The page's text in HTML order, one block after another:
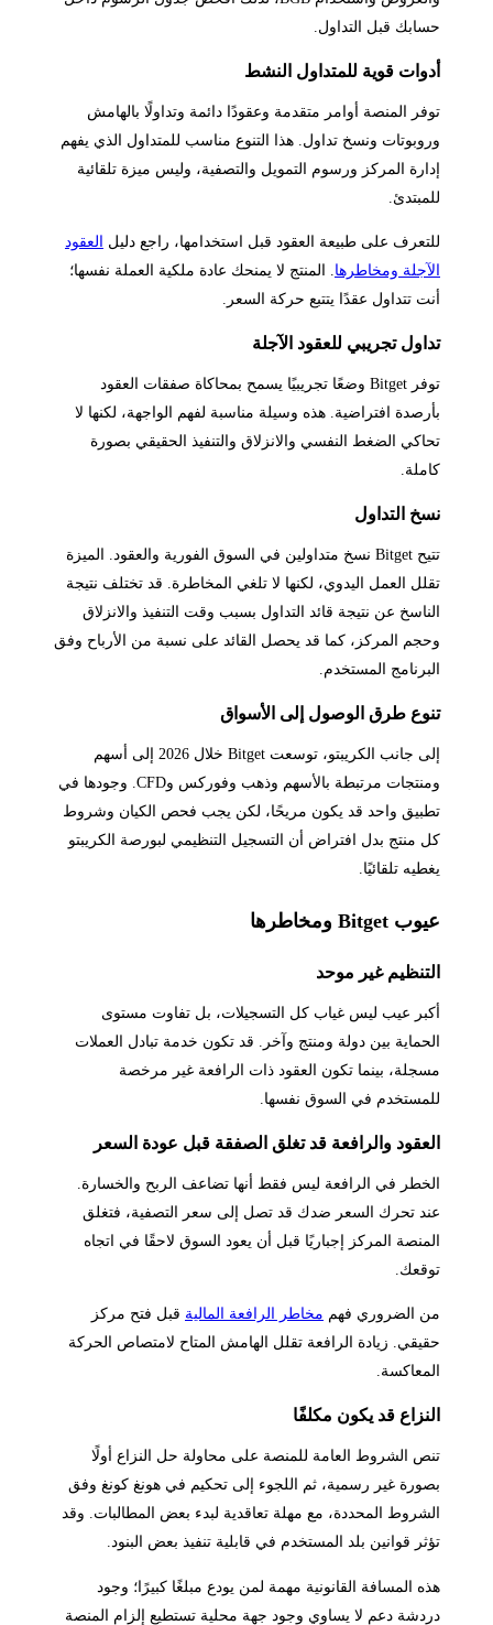
حسابك قبل التداول.
أدوات قوية للمتداول النشط
توفر المنصة أوامر متقدمة وعقودًا دائمة وتداولًا بالهامش
وروبوتات ونسخ تداول. هذا التنوع مناسب للمتداول الذي يفهم
إدارة المركز ورسوم التمويل والتصفية، وليس ميزة تلقائية
للمبتدئ.
للتعرف على طبيعة العقود قبل استخدامها، راجع دليل العقود
الآجلة ومخاطرها . المنتج لا يمنحك عادة ملكية العملة نفسها؛
أنت تتداول عقدًا يتتبع حركة السعر.
تداول تجريبي للعقود الآجلة
توفر Bitget وضعًا تجريبيًا يسمح بمحاكاة صفقات العقود
بأرصدة افتراضية. هذه وسيلة مناسبة لفهم الواجهة، لكنها لا
تحاكي الضغط النفسي والانزلاق والتنفيذ الحقيقي بصورة
كاملة.
نسخ التداول
تتيح Bitget نسخ متداولين في السوق الفورية والعقود. الميزة
تقلل العمل اليدوي، لكنها لا تلغي المخاطرة. قد تختلف نتيجة
الناسخ عن نتيجة قائد التداول بسبب وقت التنفيذ والانزلاق
وحجم المركز، كما قد يحصل القائد على نسبة من الأرباح وفق
البرنامج المستخدم.
تنوع طرق الوصول إلى الأسواق
إلى جانب الكريبتو، توسعت Bitget خلال 2026 إلى أسهم
ومنتجات مرتبطة بالأسهم وذهب وفوركس وCFD. وجودها في
تطبيق واحد قد يكون مريحًا، لكن يجب فحص الكيان وشروط
كل منتج بدل افتراض أن التسجيل التنظيمي لبورصة الكريبتو
يغطيه تلقائيًا.
عيوب Bitget ومخاطرها
التنظيم غير موحد
أكبر عيب ليس غياب كل التسجيلات، بل تفاوت مستوى
الحماية بين دولة ومنتج وآخر. قد تكون خدمة تبادل العملات
مسجلة، بينما تكون العقود ذات الرافعة غير مرخصة
للمستخدم في السوق نفسها.
العقود والرافعة قد تغلق الصفقة قبل عودة السعر
الخطر في الرافعة ليس فقط أنها تضاعف الربح والخسارة.
عند تحرك السعر ضدك قد تصل إلى سعر التصفية، فتغلق
المنصة المركز إجباريًا قبل أن يعود السوق لاحقًا في اتجاه
توقعك.
من الضروري فهم مخاطر الرافعة المالية قبل فتح مركز
حقيقي. زيادة الرافعة تقلل الهامش المتاح لامتصاص الحركة
المعاكسة.
النزاع قد يكون مكلفًا
تنص الشروط العامة للمنصة على محاولة حل النزاع أولًا
بصورة غير رسمية، ثم اللجوء إلى تحكيم في هونغ كونغ وفق
الشروط المحددة، مع مهلة تعاقدية لبدء بعض المطالبات. وقد
تؤثر قوانين بلد المستخدم في قابلية تنفيذ بعض البنود.
هذه المسافة القانونية مهمة لمن يودع مبلغًا كبيرًا؛ وجود
دردشة دعم لا يساوي وجود جهة محلية تستطيع إلزام المنصة